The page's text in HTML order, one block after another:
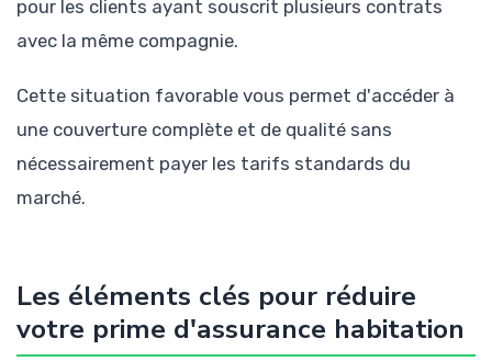
pour les clients ayant souscrit plusieurs contrats
avec la même compagnie.
Cette situation favorable vous permet d'accéder à
une couverture complète et de qualité sans
nécessairement payer les tarifs standards du
marché.
Les éléments clés pour réduire
votre prime d'assurance habitation